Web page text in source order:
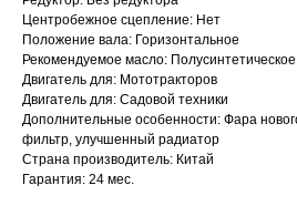
Центробежное сцепление: Нет
Положение вала: Горизонтальное
Рекомендуемое масло:
Двигатель для: Мототракторов
Двигатель для: Садовой техники
Дополнительные особенности: Фара
фильтр, улучшенный радиатор
Страна производитель: Китай
Гарантия: 24 мес.
Отправка
БЕЗ предоплаты
Соберем
(по желанию